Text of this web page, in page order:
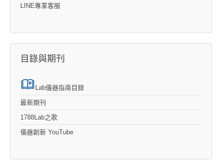
LINE專業客服
目錄與期刊
Lab儀器指南目錄
最新期刊
1788Lab之歌
儀器創新 YouTube